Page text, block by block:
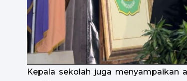
Kepala sekolah juga menyampaikan